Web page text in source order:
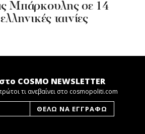
Μπάρκουλης σε 14
ταινίες
COSMO NEWSLETTER
τι ανεβαίνει στο cosmopoliti.com